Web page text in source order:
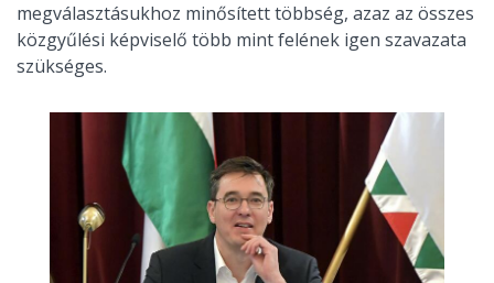
megválasztásukhoz minősített többség, azaz az összes
közgyűlési képviselő több mint felének igen szavazata
szükséges.